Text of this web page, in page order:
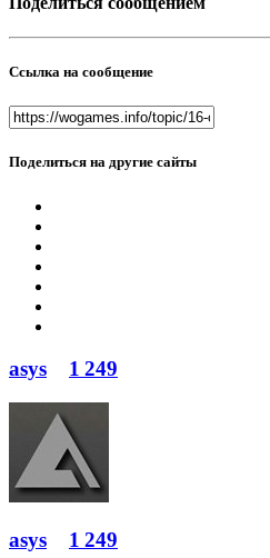
Ссылка на сообщение
Поделиться на другие сайты
asys 1 249
asys 1 249